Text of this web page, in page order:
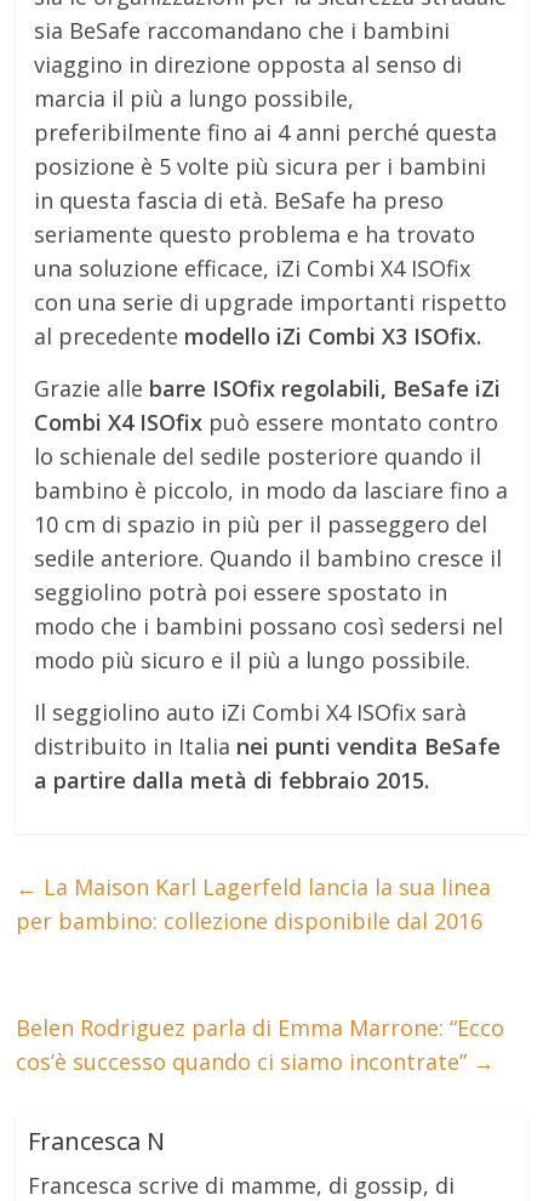
sia BeSafe raccomandano che i bambini
viaggino in direzione opposta al senso di
marcia il più a lungo possibile,
preferibilmente fino ai 4 anni perché questa
posizione è 5 volte più sicura per i bambini
in questa fascia di età. BeSafe ha preso
seriamente questo problema e ha trovato
una soluzione efficace, iZi Combi X4 ISOfix
con una serie di upgrade importanti rispetto
al precedente modello iZi Combi X3 ISOfix.
Grazie alle barre ISOfix regolabili, BeSafe iZi
Combi X4 ISOfix può essere montato contro
lo schienale del sedile posteriore quando il
bambino è piccolo, in modo da lasciare fino a
10 cm di spazio in più per il passeggero del
sedile anteriore. Quando il bambino cresce il
seggiolino potrà poi essere spostato in
modo che i bambini possano così sedersi nel
modo più sicuro e il più a lungo possibile.
Il seggiolino auto iZi Combi X4 ISOfix sarà
distribuito in Italia nei punti vendita BeSafe
a partire dalla metà di febbraio 2015.
← La Maison Karl Lagerfeld lancia la sua linea
per bambino: collezione disponibile dal 2016
Belen Rodriguez parla di Emma Marrone: “Ecco
cos’è successo quando ci siamo incontrate” →
Francesca N
Francesca scrive di mamme, di gossip, di